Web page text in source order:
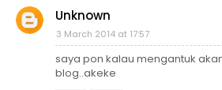
Unknown
3 March 2014 at 17:57
saya pon kalau mengantuk
blog..akeke